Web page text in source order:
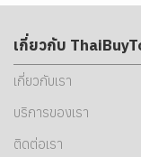
เกี่ยวกับ
เกี่ยวกับเรา
บริการของเรา
ติดต่อเรา